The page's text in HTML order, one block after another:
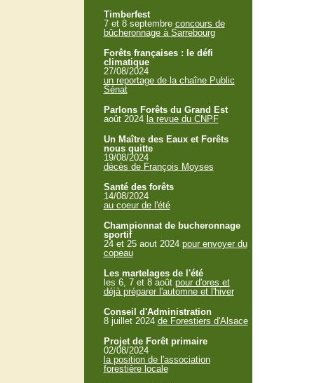
Timberfest
7 et 8 septembre concours de
bûcheronnage à Sarrebourg
Forêts françaises : le défi
climatique
27/08/2024
un reportage de la chaîne Public
Sénat
Parlons Forêts du Grand Est
août 2024 la revue du CNPF
Un Maître des Eaux et Forêts
nous quitte
19/08/2024
décès de François Moyses
Santé des forêts
14/08/2024
au coeur de l'été
Championnat de bucheronnage
sportif
24 et 25 aout 2024 pour envoyer du
copeau
Les martelages de l'été
les 6, 7 et 8 août pour d'ores et
déjà préparer l'automne et l'hiver
Conseil d'Administration
8 juillet 2024 de Forestiers d'Alsace
Projet de Forêt primaire
02/08/2024
la position de l'association
forestière locale